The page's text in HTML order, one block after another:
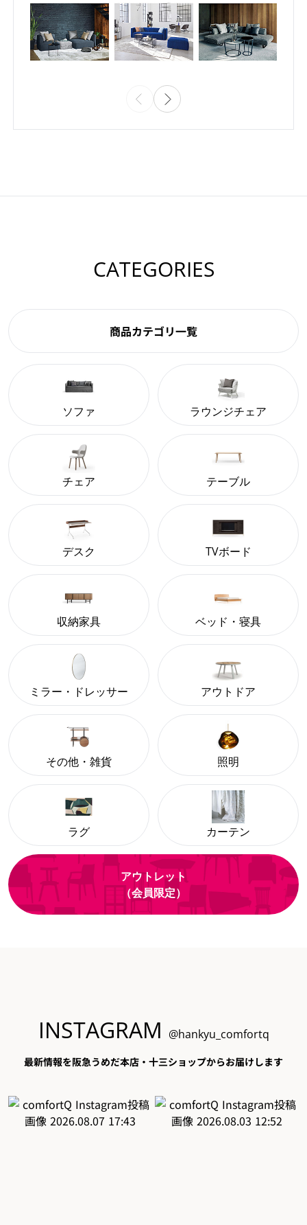
CATEGORIES
商品カテゴリ一覧
ソファ ラウンジチェア
チェア テーブル
デスク TVボード
収納家具 ベッド・寝具
ミラー・ドレッサー アウトドア
その他・雑貨 照明
ラグ カーテン
アウトレット
（会員限定）
INSTAGRAM @hankyu_comfortq
最新情報を阪急うめだ本店・十三ショップからお届けします